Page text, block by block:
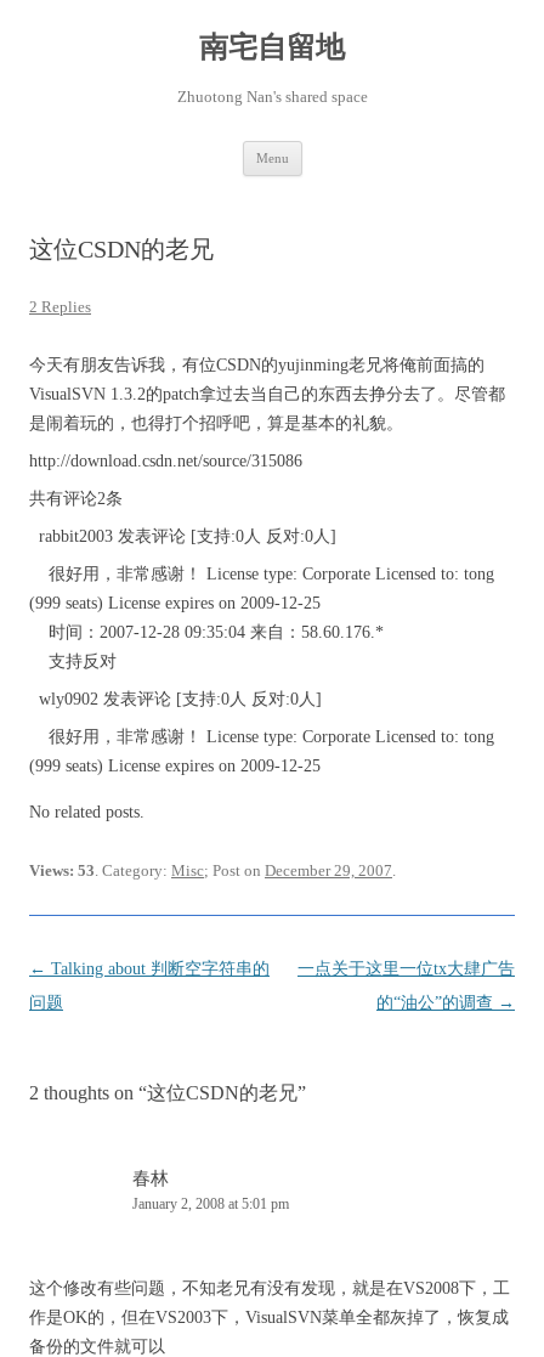
南宅自留地
Zhuotong Nan's shared space
Menu
这位CSDN的老兄
2 Replies
今天有朋友告诉我，有位CSDN的yujinming老兄将俺前面搞的
VisualSVN 1.3.2的patch拿过去当自己的东西去挣分去了。尽管都
是闹着玩的，也得打个招呼吧，算是基本的礼貌。
http://download.csdn.net/source/315086
共有评论2条
rabbit2003 发表评论 [支持:0人 反对:0人]
很好用，非常感谢！ License type: Corporate Licensed to: tong
(999 seats) License expires on 2009-12-25
时间：2007-12-28 09:35:04 来自：58.60.176.*
支持反对
wly0902 发表评论 [支持:0人 反对:0人]
很好用，非常感谢！ License type: Corporate Licensed to: tong
(999 seats) License expires on 2009-12-25
No related posts.
Views: 53. Category: Misc; Post on December 29, 2007.
Post
navigation
← Talking about 判断空字符串的
问题
一点关于这里一位tx大肆广告
的“油公”的调查 →
2 thoughts on “这位CSDN的老兄”
春林
January 2, 2008 at 5:01 pm
这个修改有些问题，不知老兄有没有发现，就是在VS2008下，工
作是OK的，但在VS2003下，VisualSVN菜单全都灰掉了，恢复成
备份的文件就可以